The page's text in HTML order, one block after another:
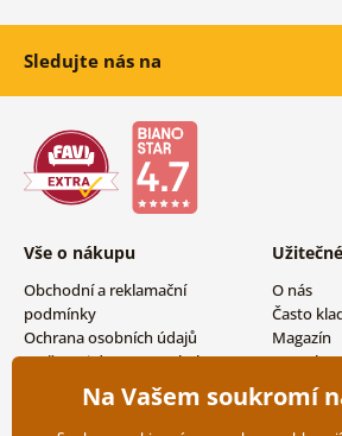
Sledujte nás na
Vše o nákupu
Obchodní a reklamační
podmínky
Ochrana osobních údajů
Možnosti dopravy a platby
Vrácení zboží
O nás
Často
Magazín
Kontakty
Na Vašem soukromí